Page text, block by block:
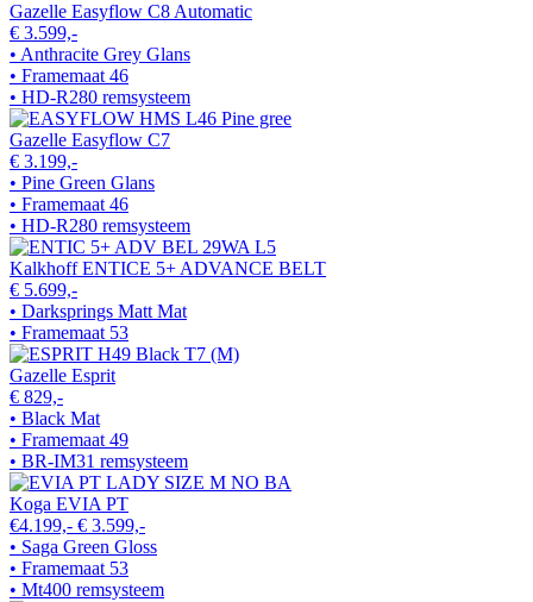
Gazelle Easyflow C8 Automatic
€ 3.599,-
• Anthracite Grey Glans
• Framemaat 46
• HD-R280 remsysteem
Gazelle Easyflow C7
€ 3.199,-
• Pine Green Glans
• Framemaat 46
• HD-R280 remsysteem
Kalkhoff ENTICE 5+ ADVANCE BELT
€ 5.699,-
• Darksprings Matt Mat
• Framemaat 53
Gazelle Esprit
€ 829,-
• Black Mat
• Framemaat 49
• BR-IM31 remsysteem
Koga EVIA PT
€4.199,- € 3.599,-
• Saga Green Gloss
• Framemaat 53
• Mt400 remsysteem